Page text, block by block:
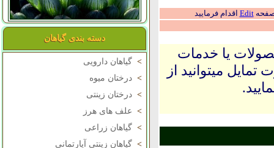
دسته بندی گیاهان
> گیاهان دارویی
> درختان میوه
> درختان زینتی
> علف های هرز
> گیاهان زراعی
> گیاهان زینتی آپارتمانی
صفحهEdit اقدام فرمایید
یا خدمات
میتوانید از